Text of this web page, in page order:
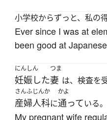
小学校からずっと、私の
Ever since I was at
been good at
にんしん
妊娠した
つま
妻 は、検査を
さんふじんか
産婦人科に
かよ
通っている。
My pregnant wife